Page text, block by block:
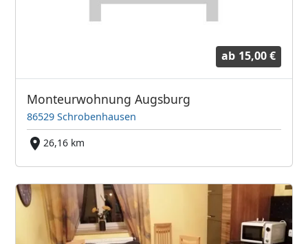
ab 15,00 €
Monteurwohnung Augsburg
86529 Schrobenhausen
26,16 km